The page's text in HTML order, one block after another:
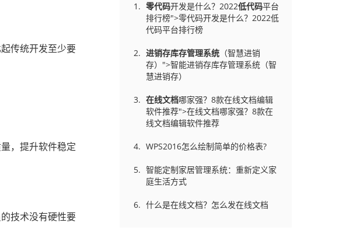
传统开发至少要
，提升软件稳定
技术没有硬性要
零代码开发是什么？2022低代码平台
排行榜">零代码开发是什么？2022低
代码平台排行榜
进销存库存管理系统 （智慧进销
存）">智能进销存库存管理系统（智
慧进销存）
在线文档哪家强？8款在线文档编辑
软件推荐">在线文档哪家强？8款在
线文档编辑软件推荐
WPS2016怎么绘制简单的价格表?
智能定制家居管理系统：重新定义家
庭生活方式
什么是在线文档？怎么发在线文档